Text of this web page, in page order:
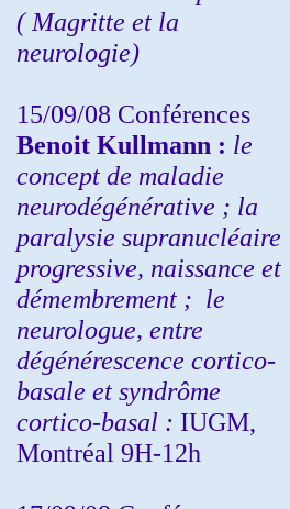
( Magritte et la
neurologie)
15/09/08 Conférences
Benoit Kullmann : le
concept de maladie
neurodégénérative ; la
paralysie supranucléaire
progressive, naissance et
démembrement ; le
neurologue, entre
dégénérescence cortico-
basale et syndrôme
cortico-basal : IUGM,
Montréal 9H-12h